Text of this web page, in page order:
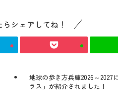
らシェアしてね！
地球の歩き方兵庫2026～2027
ラス」が紹介されました！